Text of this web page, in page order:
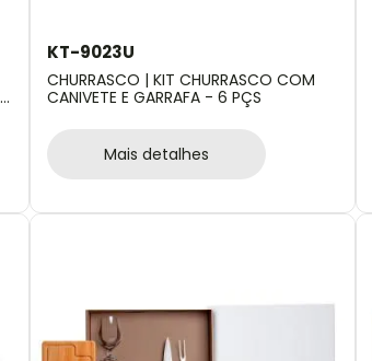
KT-9023U
CHURRASCO | KIT CHURRASCO COM
CANIVETE E GARRAFA - 6 PÇS
Mais detalhes